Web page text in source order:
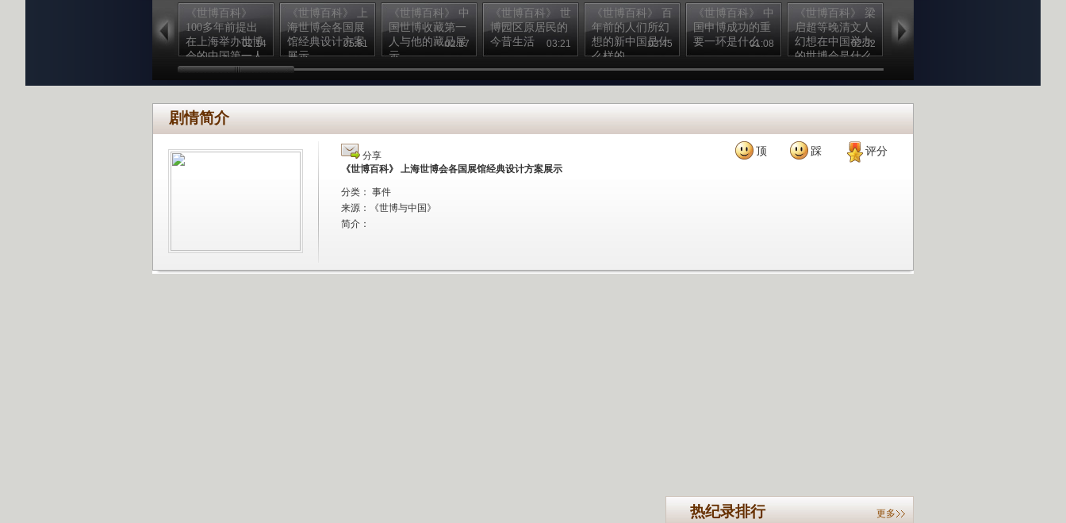
《世博百科》
100多年前提出
在上海举办世博
会的中国第一人
郑观应
02:14
《世博百科》 上
海世博会各国展
馆经典设计方案
展示
05:51
《世博百科》 中
国世博收藏第一
人与他的藏品展
示
02:17
《世博百科》 世
博园区原居民的
今昔生活
03:21
《世博百科》 百
年前的人们所幻
想的新中国是什
么样的
03:45
《世博百科》 中
国申博成功的重
要一环是什么01:08
《世博百科》 梁
启超等晚清文人
幻想在中国举办
的世博会是什么
样的
02:32
海世博会的主题
是怎样确认的
剧情简介
顶 踩 评分
分享
《世博百科》 上海世博会各国展馆经典设计方案展示
分类： 事件
来源：
《世博与中国》
简介：
热纪录排行 更多